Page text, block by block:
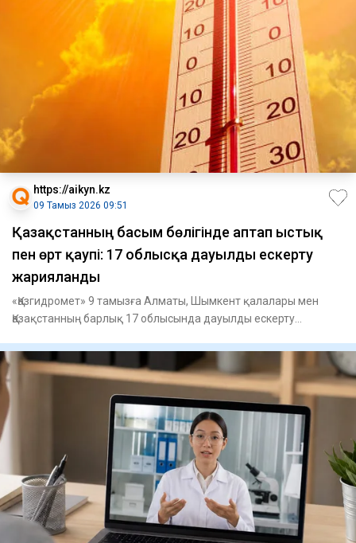
https://aikyn.kz
09 Тамыз 2026 09:51
Қазақстанның басым бөлігінде аптап ыстық
пен өрт қаупі: 17 облысқа дауылды ескерту
жарияланды
«Қазгидромет» 9 тамызға Алматы, Шымкент қалалары мен
Қазақстанның барлық 17 облысында дауылды ескерту